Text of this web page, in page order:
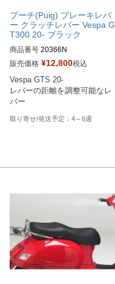
プーチ(Puig) ブレーキレバ
ー クラッチレバー Vespa G
T300 20- ブラック
商品番号 20366N
販売価格 ¥12,800税込
Vespa GTS 20-
レバーの距離を調整可能なレ
4～6週